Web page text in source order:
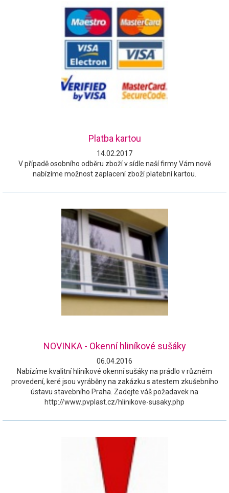
Platba kartou
14.02.2017
V případě osobního odběru zboží v sídle naší firmy Vám nově
nabízíme možnost zaplacení zboží platební kartou.
NOVINKA - Okenní hliníkové sušáky
06.04.2016
Nabízíme kvalitní hliníkové okenní sušáky na prádlo v různém
provedení, keré jsou vyráběny na zakázku s atestem zkušebního
ústavu stavebního Praha. Zadejte váš požadavek na
http://www.pvplast.cz/hlinikove-susaky.php